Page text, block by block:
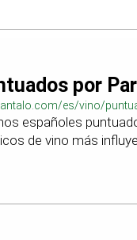
por
es/vino/
españoles
de vino más